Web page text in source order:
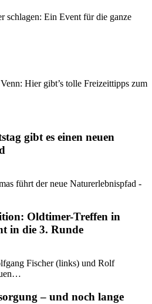
schlagen: Ein Event für die ganze
Hier gibt’s tolle Freizeittipps zum
gibt es einen neuen
führt der neue Naturerlebnispfad -
Oldtimer-Treffen in
in die 3. Runde
Fischer (links) und Rolf
– und noch lange